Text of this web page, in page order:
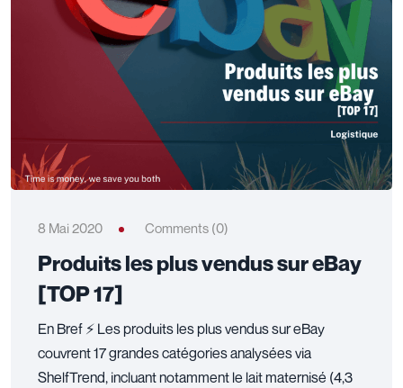
8 Mai 2020 Comments (0)
Produits les plus vendus sur eBay
[TOP 17]
En Bref ⚡ Les produits les plus vendus sur eBay
couvrent 17 grandes catégories analysées via
ShelfTrend, incluant notamment le lait maternisé (4,3